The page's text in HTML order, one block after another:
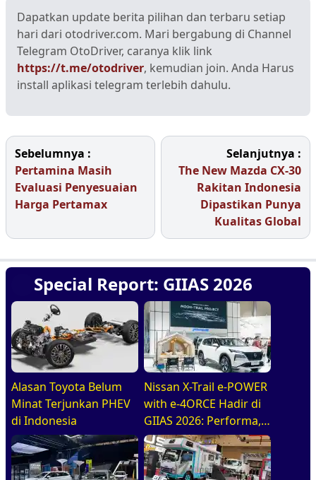
Dapatkan update berita pilihan dan terbaru setiap
hari dari otodriver.com. Mari bergabung di Channel
Telegram OtoDriver, caranya klik link
https://t.me/otodriver, kemudian join. Anda Harus
install aplikasi telegram terlebih dahulu.
Sebelumnya :
Pertamina Masih
Evaluasi Penyesuaian
Harga Pertamax
Selanjutnya :
The New Mazda CX-30
Rakitan Indonesia
Dipastikan Punya
Kualitas Global
Special Report: GIIAS 2026
Alasan Toyota Belum
Minat Terjunkan PHEV
di Indonesia
Nissan X-Trail e-POWER
with e-4ORCE Hadir di
GIIAS 2026: Performa,
Kenyamanan, dan
Teknologi Elektrifikasi
dalam Satu Paket